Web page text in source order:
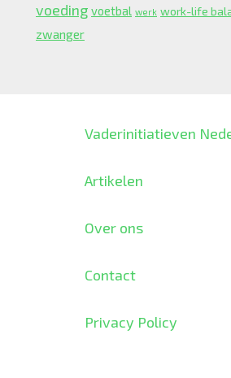
voeding voetbal werk work-life
zwanger
Vaderinitiatieven
Artikelen
Over ons
Contact
Privacy Policy